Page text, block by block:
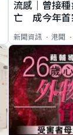
流感｜曾接
亡 成今年首
新聞資訊 港聞